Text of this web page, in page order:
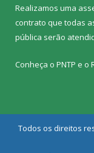
Realizamos uma
contrato que todas
pública serão
Conheça o PNTP e o
Todos os direitos